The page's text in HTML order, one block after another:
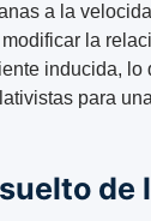
a la
la
inducida, lo
para
de